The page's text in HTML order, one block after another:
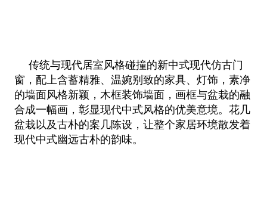
传统与现代居室风格碰撞的新中式现代仿古门
窗，配上含蓄精雅、温婉别致的家具、灯饰，素净
的墙面风格新颖，木框装饰墙面，画框与盆栽的融
合成一幅画，彰显现代中式风格的优美意境。花几
盆栽以及古朴的案几陈设，让整个家居环境散发着
现代中式幽远古朴的韵味。